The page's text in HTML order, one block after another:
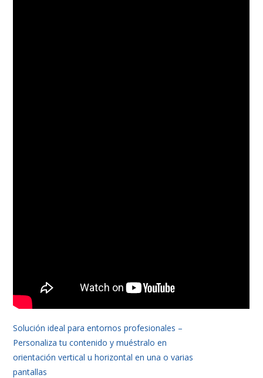
Solución ideal para entornos profesionales –
Personaliza tu contenido y muéstralo en
orientación vertical u horizontal en una o varias
pantallas